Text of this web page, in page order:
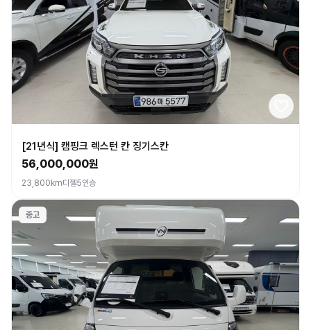
[21년식] 캠핑크 렉스턴 칸 징기스칸
56,000,000원
23,800km디젤5인승
중고